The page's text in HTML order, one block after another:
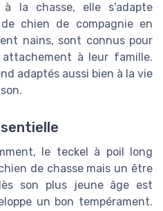
la chasse, elle s'adapte
chien de compagnie en
nains, sont connus pour
à leur famille.
adaptés aussi bien à la vie
le teckel à poil long
de chasse mais un être
son plus jeune âge est
un bon tempérament.